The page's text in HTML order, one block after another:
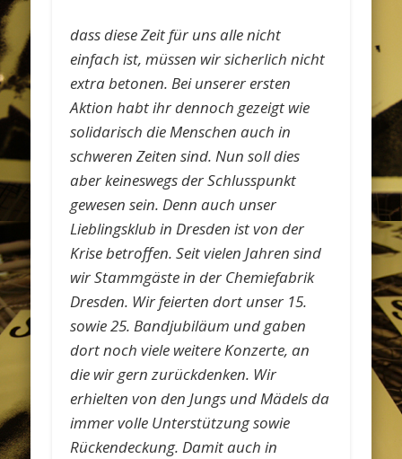
dass diese Zeit für uns alle nicht
einfach ist, müssen wir sicherlich nicht
extra betonen. Bei unserer ersten
Aktion habt ihr dennoch gezeigt wie
solidarisch die Menschen auch in
schweren Zeiten sind. Nun soll dies
aber keineswegs der Schlusspunkt
gewesen sein. Denn auch unser
Lieblingsklub in Dresden ist von der
Krise betroffen. Seit vielen Jahren sind
wir Stammgäste in der Chemiefabrik
Dresden. Wir feierten dort unser 15.
sowie 25. Bandjubiläum und gaben
dort noch viele weitere Konzerte, an
die wir gern zurückdenken. Wir
erhielten von den Jungs und Mädels da
immer volle Unterstützung sowie
Rückendeckung. Damit auch in